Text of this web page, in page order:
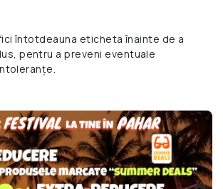
întotdeauna eticheta înainte de a
pentru a preveni eventuale